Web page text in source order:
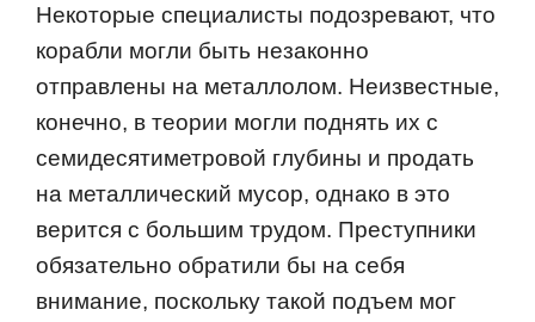
Некоторые специалисты подозревают, что
корабли могли быть незаконно
отправлены на металлолом. Неизвестные,
конечно, в теории могли поднять их с
семидесятиметровой глубины и продать
на металлический мусор, однако в это
верится с большим трудом. Преступники
обязательно обратили бы на себя
внимание, поскольку такой подъем мог